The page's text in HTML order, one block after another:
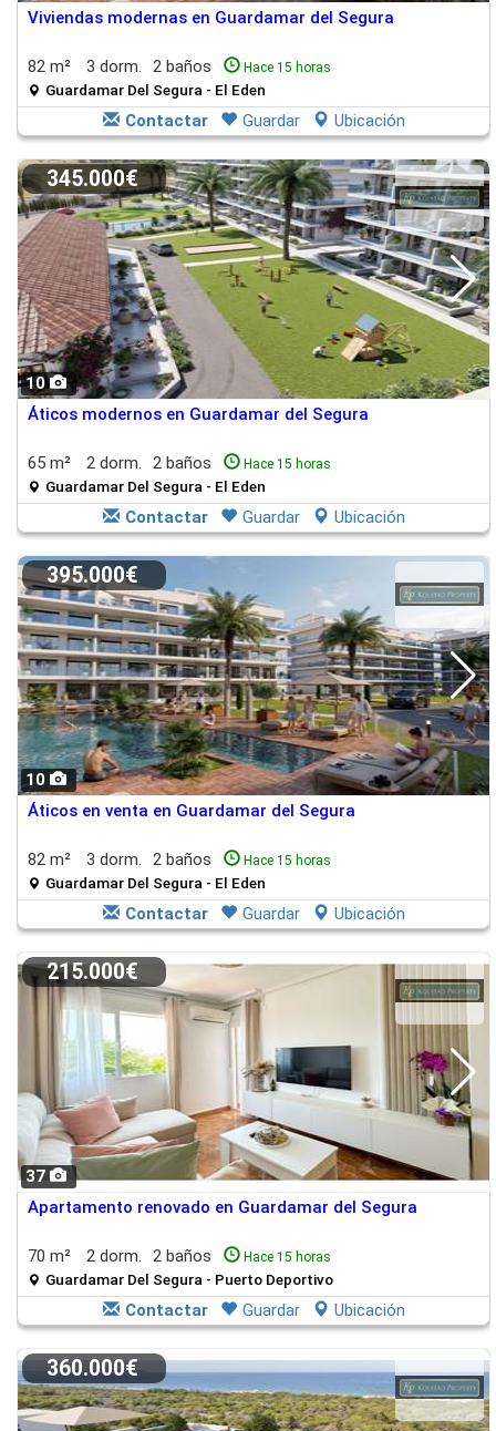
Viviendas modernas en Guardamar del Segura
82 m² 3 dorm. 2 baños Hace 15 horas
Guardamar Del Segura - El Eden
Contactar Guardar Ubicación
10
345.000€
Áticos modernos en Guardamar del Segura
65 m² 2 dorm. 2 baños Hace 15 horas
Guardamar Del Segura - El Eden
Contactar Guardar Ubicación
10
395.000€
Áticos en venta en Guardamar del Segura
82 m² 3 dorm. 2 baños Hace 15 horas
Guardamar Del Segura - El Eden
Contactar Guardar Ubicación
37
215.000€
Apartamento renovado en Guardamar del Segura
70 m² 2 dorm. 2 baños Hace 15 horas
Guardamar Del Segura - Puerto Deportivo
Contactar Guardar Ubicación
360.000€